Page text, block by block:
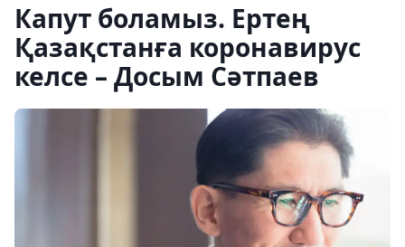
Капут боламыз. Ертең
Қазақстанға коронавирус
келсе – Досым Сәтпаев